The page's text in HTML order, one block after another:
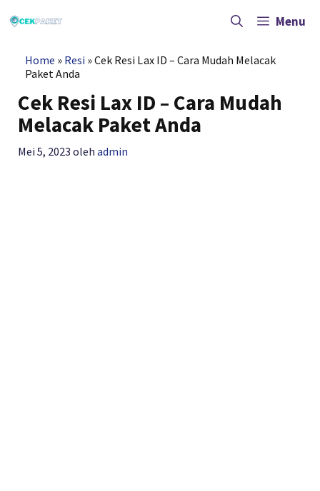
ke
Menu
Home » Resi »Cek Resi Lax ID – Cara Mudah Melacak
Paket Anda
Cek Resi Lax ID – Cara Mudah
Melacak Paket Anda
Mei 5, 2023 olehadmin